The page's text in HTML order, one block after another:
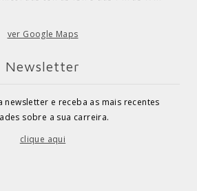
ver Google Maps
Newsletter
newsletter e receba as mais recentes
sobre a sua carreira.
clique aqui